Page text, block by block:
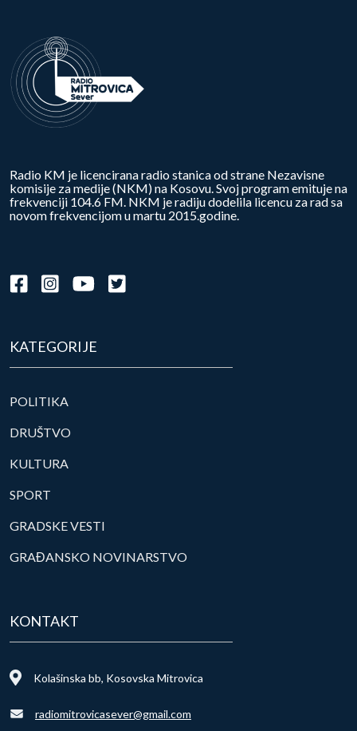
Radio KM je licencirana radio stanica od strane Nezavisne
komisije za medije (NKM) na Kosovu. Svoj program emituje na
frekvenciji 104.6 FM. NKM je radiju dodelila licencu za rad sa
novom frekvencijom u martu 2015.godine.
KATEGORIJE
POLITIKA
DRUŠTVO
KULTURA
SPORT
GRADSKE VESTI
GRAĐANSKO NOVINARSTVO
KONTAKT
Kolašinska bb, Kosovska Mitrovica
radiomitrovicasever@gmail.com